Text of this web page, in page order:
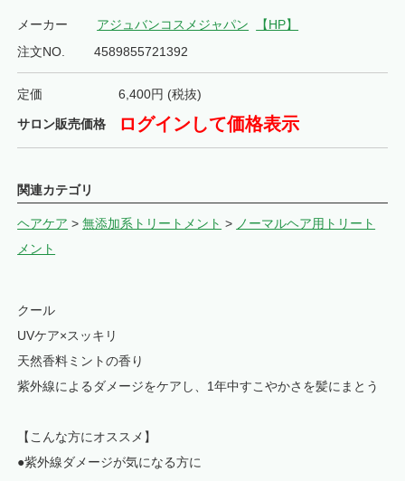
メーカー アジュバンコスメジャパン
【HP】
注文NO.
4589855721392
定価 6,400円 (税抜)
サロン販売価格 ログインして価格表示
関連カテゴリ
ヘアケア >無添加系トリートメント > ノーマルヘア用トリート
メント
クール
UVケア×スッキリ
天然香料ミントの香り
紫外線によるダメージをケアし、1年中すこやかさを髪にまとう
【こんな方にオススメ】
●紫外線ダメージが気になる方に